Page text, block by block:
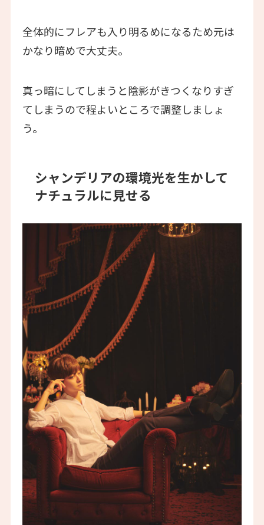
全体的にフレアも入り明るめになるため元は
かなり暗めで大丈夫。
真っ暗にしてしまうと陰影がきつくなりすぎ
てしまうので程よいところで調整しましょ
う。
シャンデリアの環境光を生かして
ナチュラルに見せる